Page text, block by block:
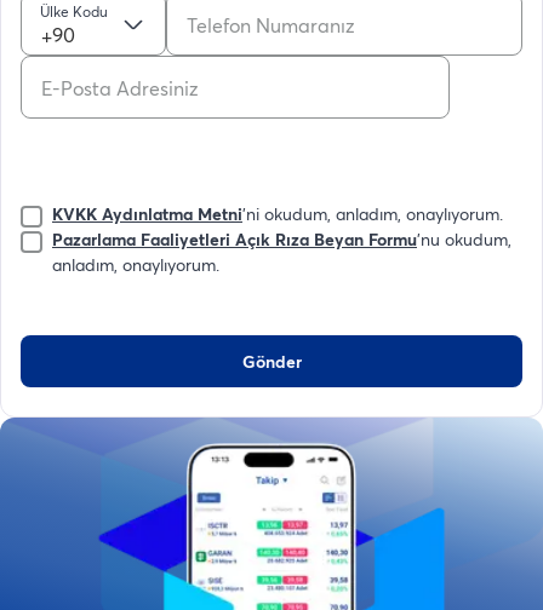
Ülke Kodu
+90
KVKK Aydınlatma Metni'ni okudum, anladım, onaylıyorum.
Pazarlama Faaliyetleri Açık Rıza Beyan Formu'nu okudum,
anladım, onaylıyorum.
Gönder